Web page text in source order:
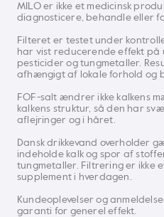
MILO er ikke et medicinsk
diagnosticere, behandle eller
Filteret er testet under
har vist reducerende effekt på
pesticider og tungmetaller.
afhængigt af lokale forhold og
FOF-salt ændrer ikke kalkens
kalkens struktur, så den har
aflejringer og i håret.
Dansk drikkevand overholder
indeholde kalk og spor af
tungmetaller. Filtrering er ikke
supplement i hverdagen.
Kundeoplevelser og
garanti for generel effekt.